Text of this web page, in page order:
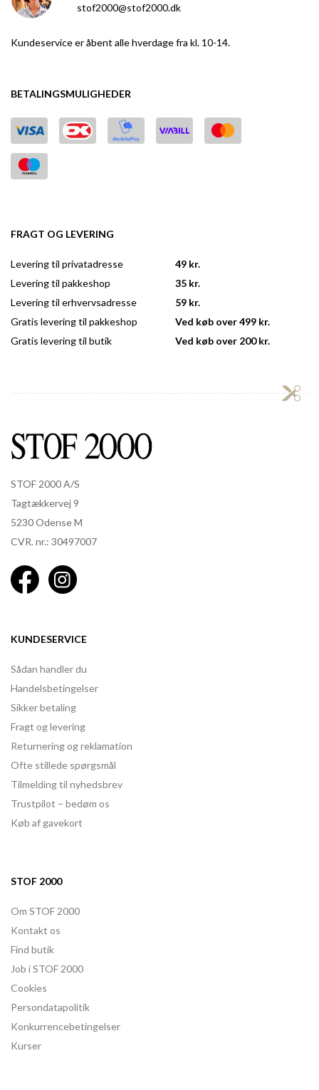
stof2000@stof2000.dk
Kundeservice er åbent alle hverdage fra kl. 10-14.
BETALINGSMULIGHEDER
FRAGT OG LEVERING
Levering til privatadresse
Levering til pakkeshop
Levering til erhvervsadresse
Gratis levering til pakkeshop
Gratis levering til butik
49 kr.
35 kr.
59 kr.
Ved køb over 499 kr.
Ved køb over 200 kr.
STOF 2000 A/S
Tagtækkervej 9
5230 Odense M
CVR. nr.: 30497007
KUNDESERVICE
Sådan handler du
Handelsbetingelser
Sikker betaling
Fragt og levering
Returnering og reklamation
Ofte stillede spørgsmål
Tilmelding til nyhedsbrev
Trustpilot – bedøm os
Køb af gavekort
STOF 2000
Om STOF 2000
Kontakt os
Find butik
Job i STOF 2000
Cookies
Persondatapolitik
Konkurrencebetingelser
Kurser